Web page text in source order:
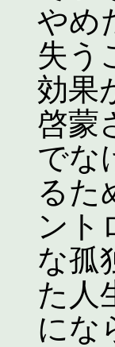
やめ
失う
効果
啓蒙
でな
るた
ント
な孤
た人
にな